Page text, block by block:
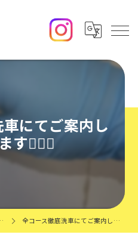
にてご案内し
す🙇‍♂️✨️
全コース徹底洗車にてご案内しております🙇‍♂️✨️